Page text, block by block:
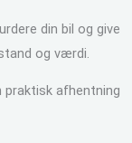
din bil og give
og værdi.
praktisk afhentning